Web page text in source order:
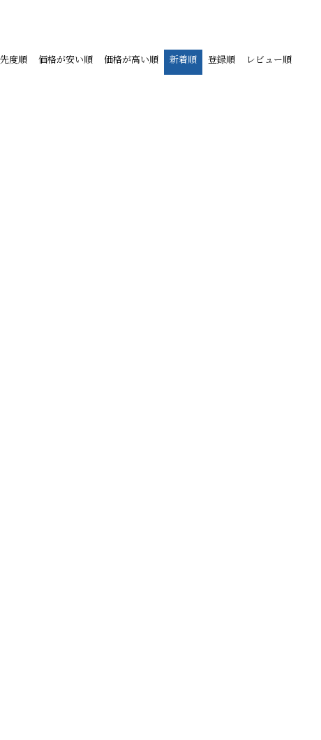
度順 価格が安い順 価格が高い順 新着順 登録順 レビュー順